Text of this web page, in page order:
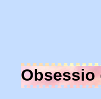
Obsessio